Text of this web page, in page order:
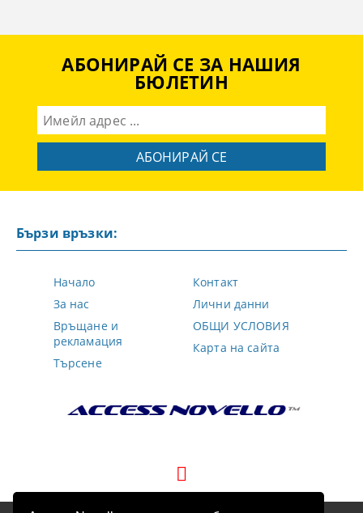
АБОНИРАЙ СЕ ЗА НАШИЯ
БЮЛЕТИН
Бързи връзки:
Начало
За нас
Връщане и
рекламация
Търсене
Контакт
Лични данни
ОБЩИ УСЛОВИЯ
Карта на сайта